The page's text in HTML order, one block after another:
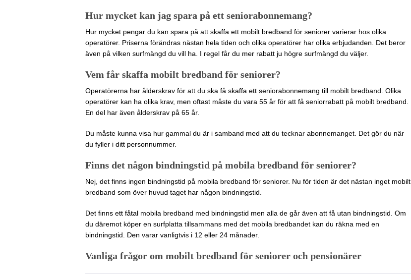
Hur mycket kan jag spara på ett seniorabonnemang?
Hur mycket pengar du kan spara på att skaffa ett mobilt bredband för seniorer varierar hos olika
operatörer. Priserna förändras nästan hela tiden och olika operatörer har olika erbjudanden. Det beror
även på vilken surfmängd du vill ha. I regel får du mer rabatt ju högre surfmängd du väljer.
Vem får skaffa mobilt bredband för seniorer?
Operatörerna har ålderskrav för att du ska få skaffa ett seniorabonnemang till mobilt bredband. Olika
operatörer kan ha olika krav, men oftast måste du vara 55 år för att få seniorrabatt på mobilt bredband.
En del har även ålderskrav på 65 år.
Du måste kunna visa hur gammal du är i samband med att du tecknar abonnemanget. Det gör du när
du fyller i ditt personnummer.
Finns det någon bindningstid på mobila bredband för seniorer?
Nej, det finns ingen bindningstid på mobila bredband för seniorer. Nu för tiden är det nästan inget mobilt
bredband som över huvud taget har någon bindningstid.
Det finns ett fåtal mobila bredband med bindningstid men alla de går även att få utan bindningstid. Om
du däremot köper en surfplatta tillsammans med det mobila bredbandet kan du räkna med en
bindningstid. Den varar vanligtvis i 12 eller 24 månader.
Vanliga frågor om mobilt bredband för seniorer och pensionärer